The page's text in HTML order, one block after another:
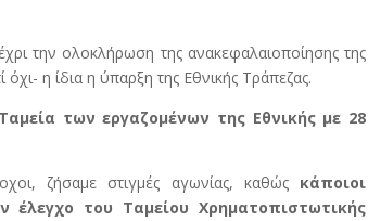
την ολοκλήρωση της ανακεφαλαιοποίησης της
η ίδια η ύπαρξη της Εθνικής Τράπεζας.
των εργαζομένων της Εθνικής με 28
ζήσαμε στιγμές αγωνίας, καθώς κάποιοι
του Ταμείου Χρηματοπιστωτικής